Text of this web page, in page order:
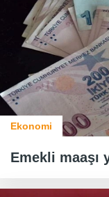
Ekonomi
Emekli maaşı